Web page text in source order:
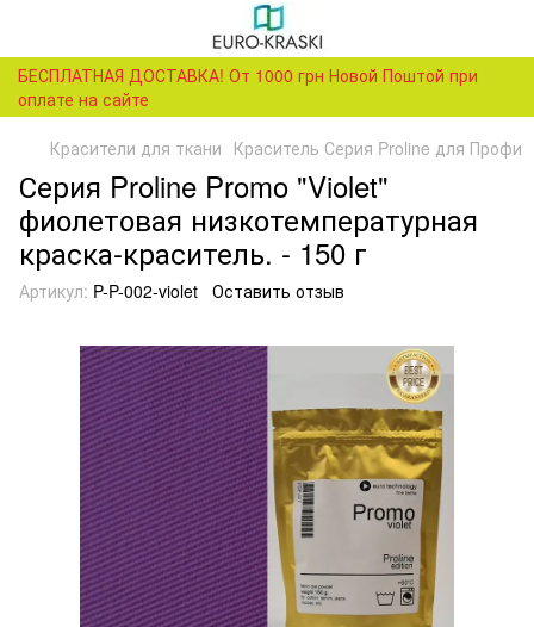
БЕСПЛАТНАЯ ДОСТАВКА! От 1000 грн Новой Поштой при
оплате на сайте
Красители для ткани Краситель Серия Proline для Профи
Серия Proline Promo "Violet"
фиолетовая низкотемпературная
краска-краситель. - 150 г
Артикул: P-P-002-violet Оставить отзыв